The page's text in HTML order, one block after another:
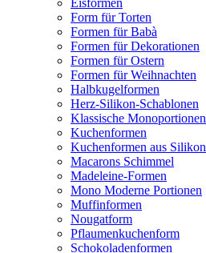
Eisformen
Form für Torten
Formen für Babà
Formen für Dekorationen
Formen für Ostern
Formen für Weihnachten
Halbkugelformen
Herz-Silikon-Schablonen
Klassische Monoportionen
Kuchenformen
Kuchenformen aus Silikon
Macarons Schimmel
Madeleine-Formen
Mono Moderne Portionen
Muffinformen
Nougatform
Pflaumenkuchenform
Schokoladenformen